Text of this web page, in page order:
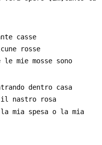
casse
rosse
dentro casa
il nastro rosa